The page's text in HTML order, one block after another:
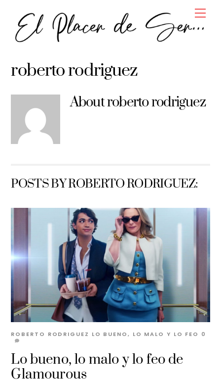
content
roberto rodriguez
Aboutroberto rodriguez
POSTS BY ROBERTO RODRIGUEZ:
Lo bueno, lo malo y lo feo de
Glamourous
ROBERTO RODRIGUEZ LO BUENO, LO MALO Y LO FEO 0